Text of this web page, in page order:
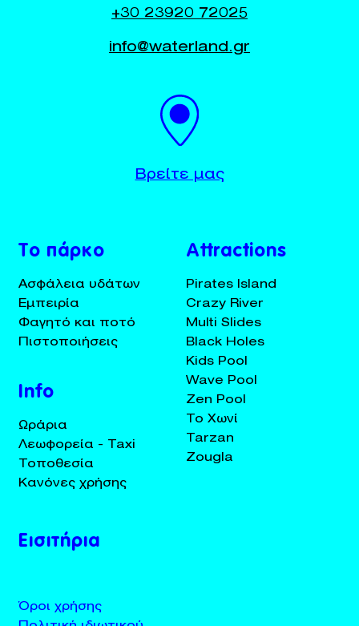
+30 23920 72025
Το πάρκο
Ασφάλεια υδάτων
Εμπειρία
Φαγητό και ποτό
Πιστοποιήσεις
Info
Ωράρια
Λεωφορεία - Taxi
Τοποθεσία
Κανόνες χρήσης
Attractions
Pirates Island
Crazy River
Multi Slides
Black Holes
Kids Pool
Wave Pool
Zen Pool
Το Χωνί
Tarzan
Zougla
Εισιτήρια
Όροι χρήσης
+30 23920 72025
info@waterland.gr
Βρείτε μας